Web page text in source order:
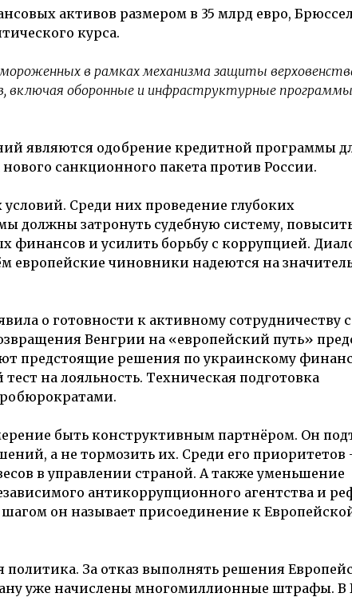
активов размером в 35 млрд евро,
курса.
в рамках механизма защиты
включая оборонные и инфраструктурные
являются одобрение кредитной программы
санкционного пакета против России.
Среди них проведение глубоких
должны затронуть судебную систему,
финансов и усилить борьбу с коррупцией.
европейские чиновники надеются на
о готовности к активному сотрудничеству
Венгрии на «европейский путь»
предстоящие решения по украинскому
на лояльность. Техническая подготовка
быть конструктивным партнёром. Он
а не тормозить их. Среди его
в управлении страной. А также уменьшение
антикоррупционного агентства и
он называет присоединение к
За отказ выполнять решения
уже начислены многомиллионные штрафы. В